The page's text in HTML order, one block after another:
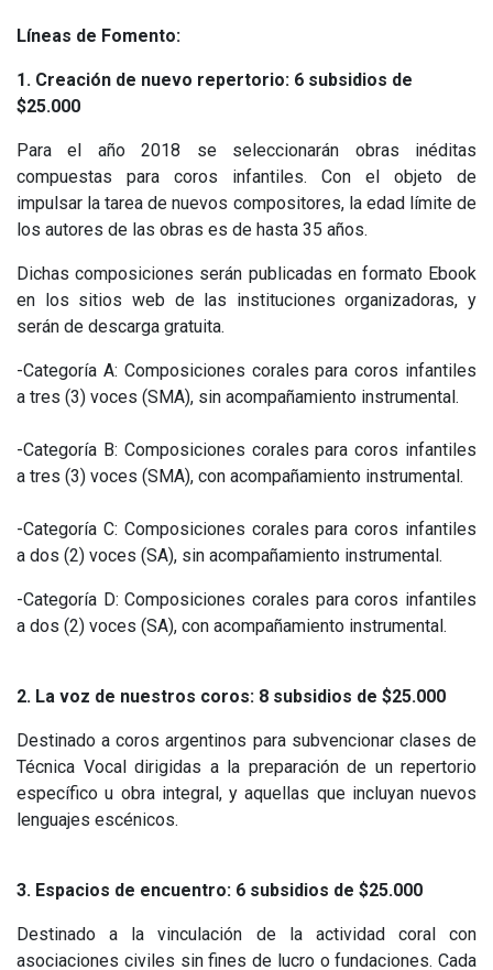
Líneas de Fomento:
1. Creación de nuevo repertorio: 6 subsidios de
$25.000
Para el año 2018 se seleccionarán obras inéditas
compuestas para coros infantiles. Con el objeto de
impulsar la tarea de nuevos compositores, la edad límite de
los autores de las obras es de hasta 35 años.
Dichas composiciones serán publicadas en formato Ebook
en los sitios web de las instituciones organizadoras, y
serán de descarga gratuita.
-Categoría A: Composiciones corales para coros infantiles
a tres (3) voces (SMA), sin acompañamiento instrumental.
-Categoría B: Composiciones corales para coros infantiles
a tres (3) voces (SMA), con acompañamiento instrumental.
-Categoría C: Composiciones corales para coros infantiles
a dos (2) voces (SA), sin acompañamiento instrumental.
-Categoría D: Composiciones corales para coros infantiles
a dos (2) voces (SA), con acompañamiento instrumental.
2. La voz de nuestros coros: 8 subsidios de $25.000
Destinado a coros argentinos para subvencionar clases de
Técnica Vocal dirigidas a la preparación de un repertorio
específico u obra integral, y aquellas que incluyan nuevos
lenguajes escénicos.
3. Espacios de encuentro: 6 subsidios de $25.000
Destinado a la vinculación de la actividad coral con
asociaciones civiles sin fines de lucro o fundaciones. Cada